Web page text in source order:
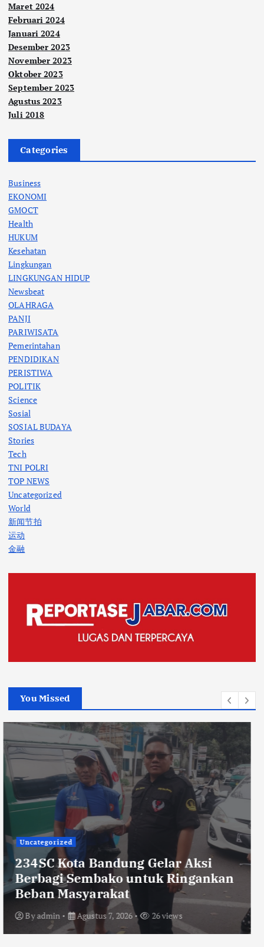
Maret 2024
Februari 2024
Januari 2024
Desember 2023
November 2023
Oktober 2023
September 2023
Agustus 2023
Juli 2018
Categories
Business
EKONOMI
GMOCT
Health
HUKUM
Kesehatan
Lingkungan
LINGKUNGAN HIDUP
Newsbeat
OLAHRAGA
PANJI
PARIWISATA
Pemerintahan
PENDIDIKAN
PERISTIWA
POLITIK
Science
Sosial
SOSIAL BUDAYA
Stories
Tech
TNI POLRI
TOP NEWS
Uncategorized
World
新闻节拍
运动
金融
You Missed
TNI POLRI
Sikat Kejahatan Jalanan di Jabar,
413 Pelaku Diciduk dan 1.016 Motor
Disita
Byadmin Agustus 7, 2026 25 views